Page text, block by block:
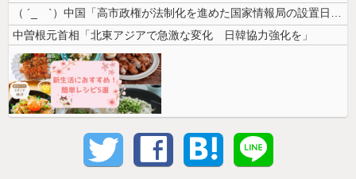
（ ´_ゝ`）中国「高市政権が法制化を進めた国家情報局の設置日が7月3...
中曽根元首相「北東アジアで急激な変化 日韓協力強化を」